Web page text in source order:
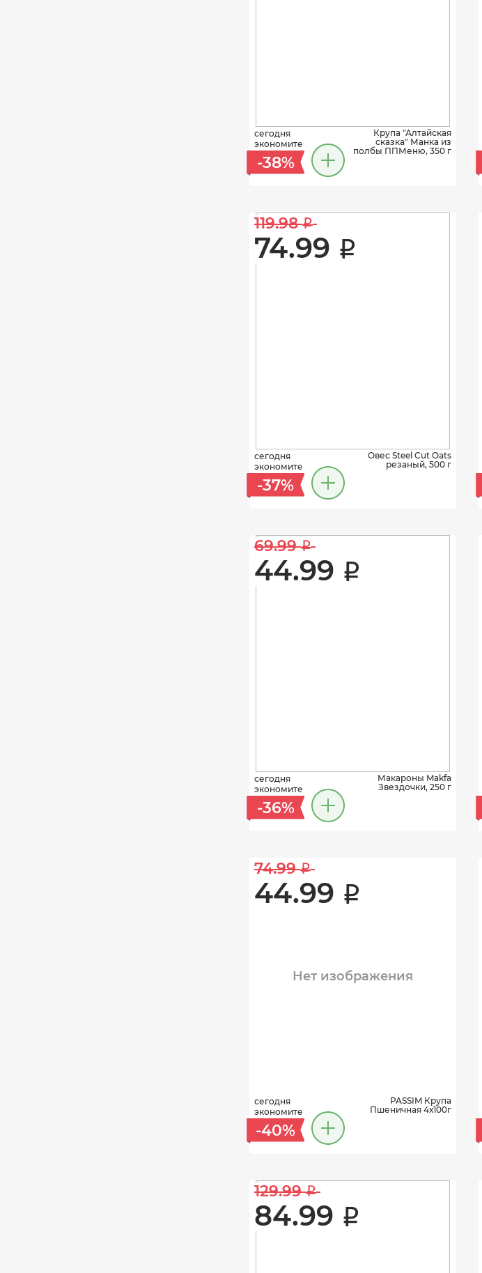
сегодня
экономите
-38%
Крупа "Алтайская
сказка" Манка из
полбы ППМеню, 350 г
119.98 i
74.99 i
сегодня
экономите
-37%
Овес Steel Cut Oats
резаный, 500 г
69.99 i
44.99 i
сегодня
экономите
-36%
Макароны Makfa
Звездочки, 250 г
74.99 i
44.99 i
Нет изображения
сегодня
экономите
-40%
PASSIM Крупа
Пшеничная 4х100г
129.99 i
84.99 i